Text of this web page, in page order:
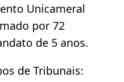
Unicameral
por 72
de 5 anos.
de Tribunais: